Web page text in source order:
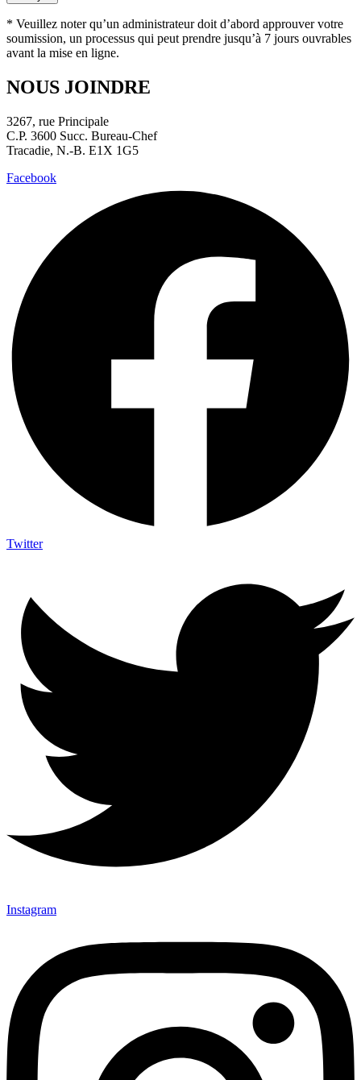
* Veuillez noter qu’un administrateur doit d’abord approuver votre
soumission, un processus qui peut prendre jusqu’à 7 jours ouvrables
avant la mise en ligne.
NOUS JOINDRE
3267, rue Principale
C.P. 3600 Succ. Bureau-Chef
Tracadie, N.-B. E1X 1G5
Facebook
Twitter
Instagram